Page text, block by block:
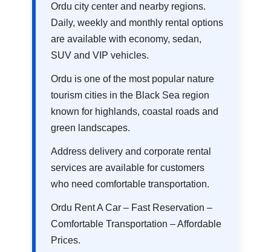
Ordu city center and nearby regions.
Daily, weekly and monthly rental options
are available with economy, sedan,
SUV and VIP vehicles.
Ordu is one of the most popular nature
tourism cities in the Black Sea region
known for highlands, coastal roads and
green landscapes.
Address delivery and corporate rental
services are available for customers
who need comfortable transportation.
Ordu Rent A Car – Fast Reservation –
Comfortable Transportation – Affordable
Prices.